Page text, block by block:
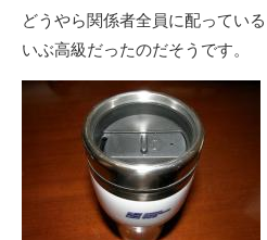
どうやら関係者全員に配ってい
いぶ高級だったのだそうです。